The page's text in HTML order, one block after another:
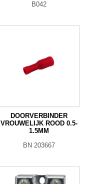
B042
DOORVERBINDER
VROUWELIJK ROOD 0.5-
1.5MM
BN 203667